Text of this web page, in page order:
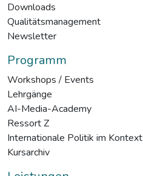
Downloads
Qualitätsmanagement
Newsletter
Programm
Workshops / Events
Lehrgänge
AI-Media-Academy
Ressort Z
Internationale Politik im Kontext
Kursarchiv